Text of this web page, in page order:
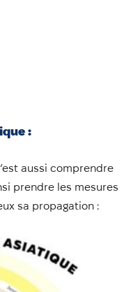
:
aussi comprendre
prendre les mesures
sa propagation :